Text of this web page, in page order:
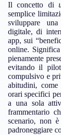
Il concetto di
semplice
sviluppare una
digitale, di
app, sui
online.
pienamente
evitando il
compulsivo e
abitudini,
orari specifici
a una sola
frammentario
scenario, non
padroneggiare